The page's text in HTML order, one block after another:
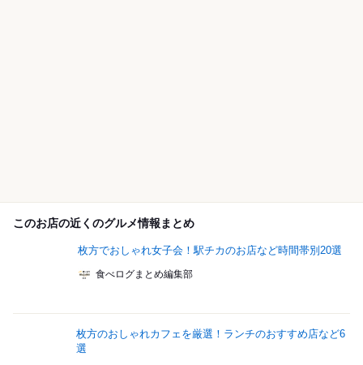
このお店の近くのグルメ情報まとめ
枚方でおしゃれ女子会！駅チカのお店など時間帯別20選
食べログまとめ編集部
枚方のおしゃれカフェを厳選！ランチのおすすめ店など6
選